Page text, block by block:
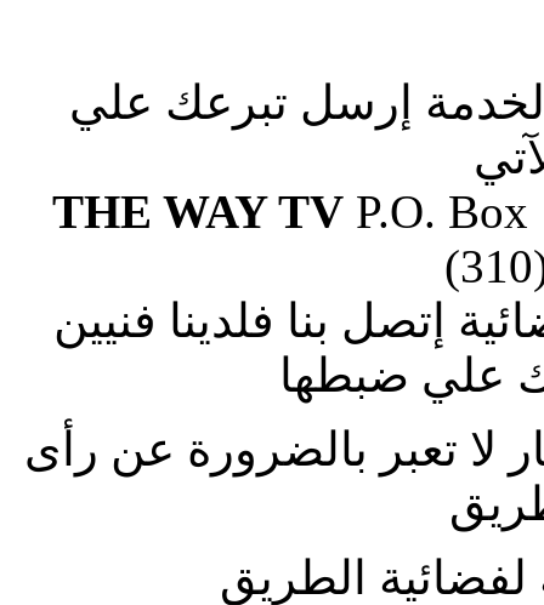
إرسل تبرعك علي
THE WAY TVP.O. Box
إتصل بنا فلدينا فنيين
علي ضبطها
لا تعبر بالضرورة عن رأى
الطريق